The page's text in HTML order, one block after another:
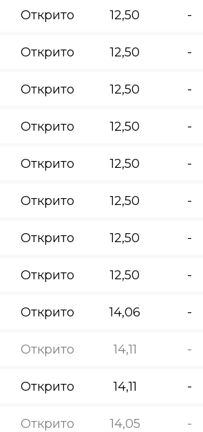
Открито 12,50 -
Открито 12,50 -
Открито 12,50 -
Открито 12,50 -
Открито 12,50 -
Открито 12,50 -
Открито 12,50 -
Открито 12,50 -
Открито 14,06 -
Открито 14,11 -
Открито 14,11 -
Открито 14,05 -